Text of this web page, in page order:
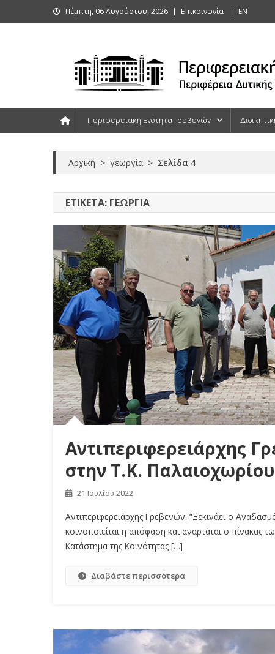
to
Πέμπτη, 06 Αυγούστου, 2026 Επικοινωνία ΕΝ
Περιφερειακή Ενότητα Γρεβενών
Αρχική > γεωργία > Σελίδα 4
ΕΤΙΚΈΤΑ: ΓΕΩΡΓΊΑ
Αντιπεριφερειάρχης
στην Τ.Κ. Παλαιοχωρίου
21 Ιουλίου 2022
Αντιπεριφερειάρχης Γρεβενών: “Ξεκινάει ο
κοινοποιείται η απόφαση και αναρτάται ο
Κατάστημα της Κοινότητας […]
Διαβάστε περισσότερα